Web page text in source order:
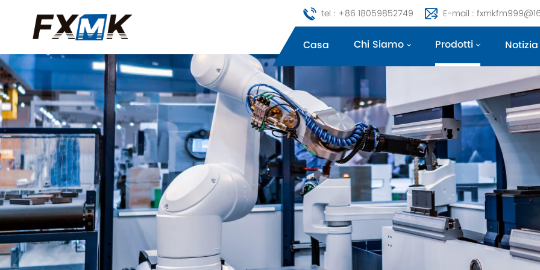
tel : +86 18059852749 E-mail :
Casa Chi Siamo Prodotti Notizia